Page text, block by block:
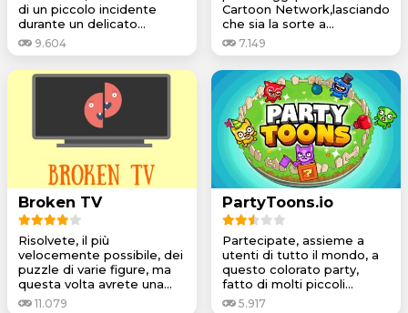
di un piccolo incidente
durante un delicato...
9.604
Cartoon Network,lasciando
che sia la sorte a...
7.149
Broken TV
Risolvete, il più
velocemente possibile, dei
puzzle di varie figure, ma
questa volta avrete una...
11.079
PartyToons.io
Partecipate, assieme a
utenti di tutto il mondo, a
questo colorato party,
fatto di molti piccoli...
5.917